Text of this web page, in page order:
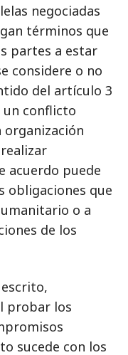
negociadas
términos que
partes a estar
considere o no
del artículo 3
un conflicto
organización
acuerdo puede
obligaciones que
o a
de los
probar los
sucede con los